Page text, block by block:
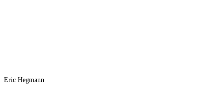
Eric Hegmann